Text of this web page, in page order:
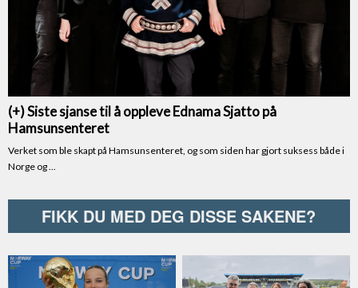
FIKK DU MED DEG DISSE SAKENE?